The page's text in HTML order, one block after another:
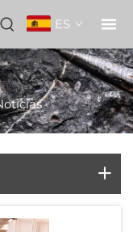
ES